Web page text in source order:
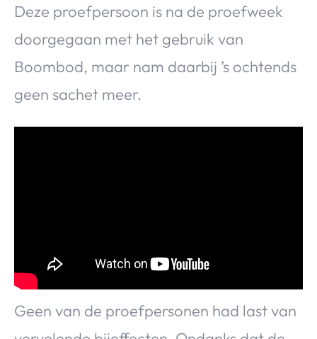
Deze proefpersoon is na de proefweek
doorgegaan met het gebruik van
Boombod, maar nam daarbij ’s ochtends
geen sachet meer.
Geen van de proefpersonen had last van